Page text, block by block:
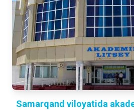
Samarqand viloyatida